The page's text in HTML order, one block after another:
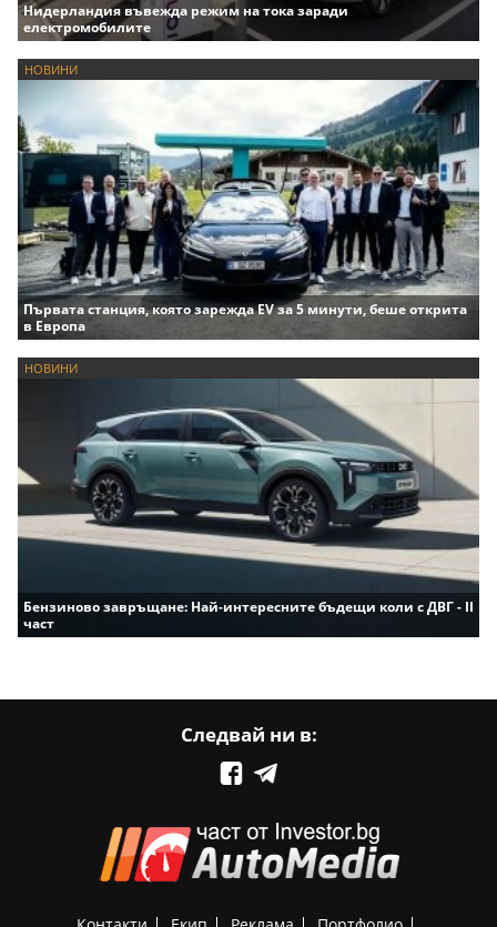
Нидерландия въвежда режим на тока заради
електромобилите
НОВИНИ
Първата станция, която зарежда EV за 5 минути, беше открита
в Европа
НОВИНИ
Бензиново завръщане: Най-интересните бъдещи коли с ДВГ - II
част
Следвай ни в: